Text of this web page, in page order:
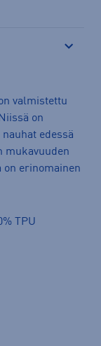
valmistettu
on
edessä
mukavuuden
on erinomainen
TPU